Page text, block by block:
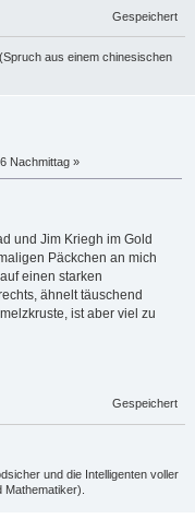
Gespeichert
aus einem chinesischen
Nachmittag »
und Jim Kriegh im Gold
Päckchen an mich
einen starken
ähnelt täuschend
ist aber viel zu
Gespeichert
und die Intelligenten voller